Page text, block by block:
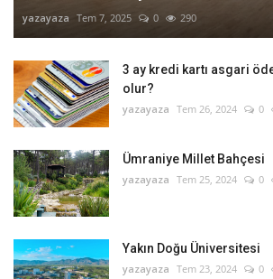
yazayaza Tem 7, 2025 0 290
3 ay kredi kartı asgari
olur?
yazayaza Tem 26, 2024 0
Ümraniye Millet Bahçesi
yazayaza Tem 25, 2024 0
Yakın Doğu Üniversitesi
yazayaza Tem 23, 2024 0